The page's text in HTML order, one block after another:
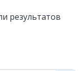
результатов